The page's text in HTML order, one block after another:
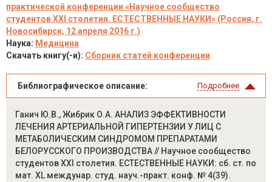
практической конференции «Научное сообщество
студентов XXI столетия. ЕСТЕСТВЕННЫЕ НАУКИ» (Россия, г.
Новосибирск, 12 апреля 2016 г.)
Наука: Медицина
Скачать книгу(-и): Сборник статей конференции
Библиографическое описание: Подробнее
Ганич Ю.В., Жибрик О.А. АНАЛИЗ ЭФФЕКТИВНОСТИ
ЛЕЧЕНИЯ АРТЕРИАЛЬНОЙ ГИПЕРТЕНЗИИ У ЛИЦ С
МЕТАБОЛИЧЕСКИМ СИНДРОМОМ ПРЕПАРАТАМИ
БЕЛОРУССКОГО ПРОИЗВОДСТВА // Научное сообщество
студентов XXI столетия. ЕСТЕСТВЕННЫЕ НАУКИ: сб. ст. по
мат. XL междунар. студ. науч.-практ. конф. № 4(39).